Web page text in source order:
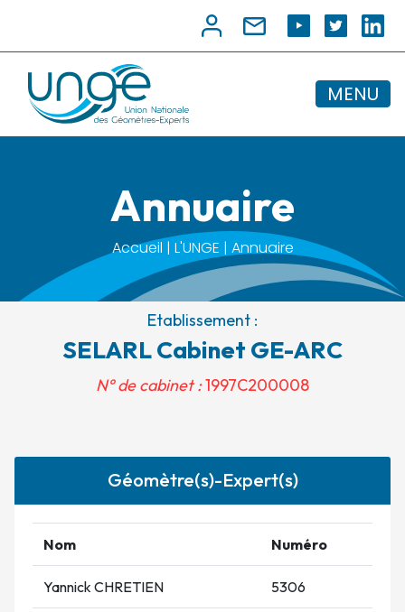
MENU
Annuaire
Accueil | L'UNGE | Annuaire
Etablissement :
SELARL Cabinet GE-ARC
N° de cabinet :1997C200008
Géomètre(s)-Expert(s)
Nom Numéro
Yannick CHRETIEN 5306